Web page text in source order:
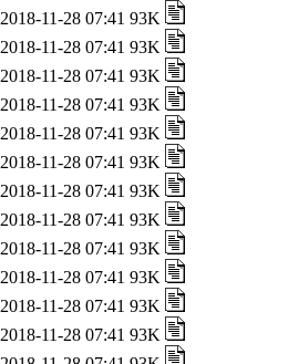
2018-11-28 07:41 93K
2018-11-28 07:41 93K
2018-11-28 07:41 93K
2018-11-28 07:41 93K
2018-11-28 07:41 93K
2018-11-28 07:41 93K
2018-11-28 07:41 93K
2018-11-28 07:41 93K
2018-11-28 07:41 93K
2018-11-28 07:41 93K
2018-11-28 07:41 93K
2018-11-28 07:41 93K